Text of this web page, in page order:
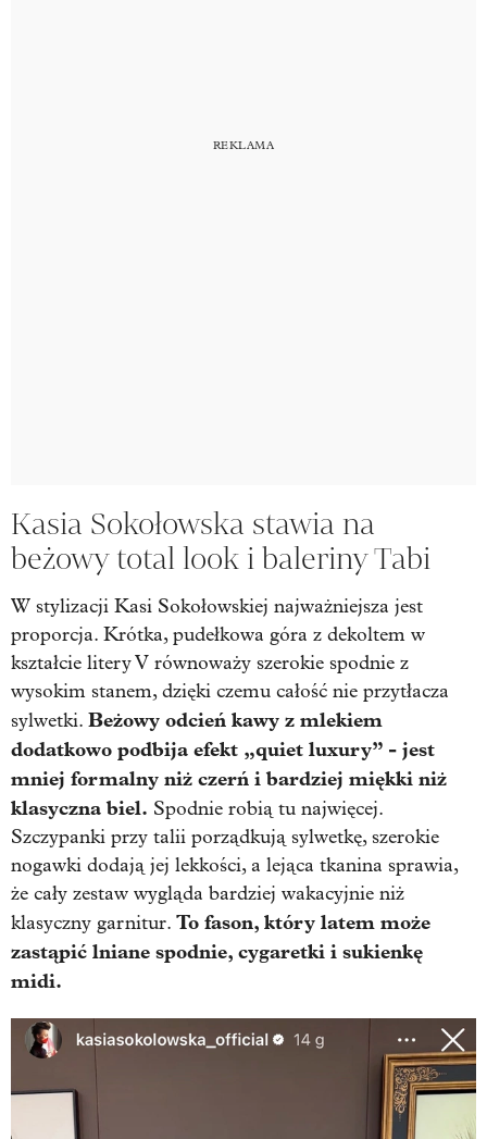
Kasia Sokołowska stawia na
beżowy total look i baleriny Tabi
W stylizacji Kasi Sokołowskiej najważniejsza jest
proporcja. Krótka, pudełkowa góra z dekoltem w
kształcie litery V równoważy szerokie spodnie z
wysokim stanem, dzięki czemu całość nie przytłacza
sylwetki. Beżowy odcień kawy z mlekiem
dodatkowo podbija efekt „quiet luxury” - jest
mniej formalny niż czerń i bardziej miękki niż
klasyczna biel. Spodnie robią tu najwięcej.
Szczypanki przy talii porządkują sylwetkę, szerokie
nogawki dodają jej lekkości, a lejąca tkanina sprawia,
że cały zestaw wygląda bardziej wakacyjnie niż
klasyczny garnitur. To fason, który latem może
zastąpić lniane spodnie, cygaretki i sukienkę
midi.